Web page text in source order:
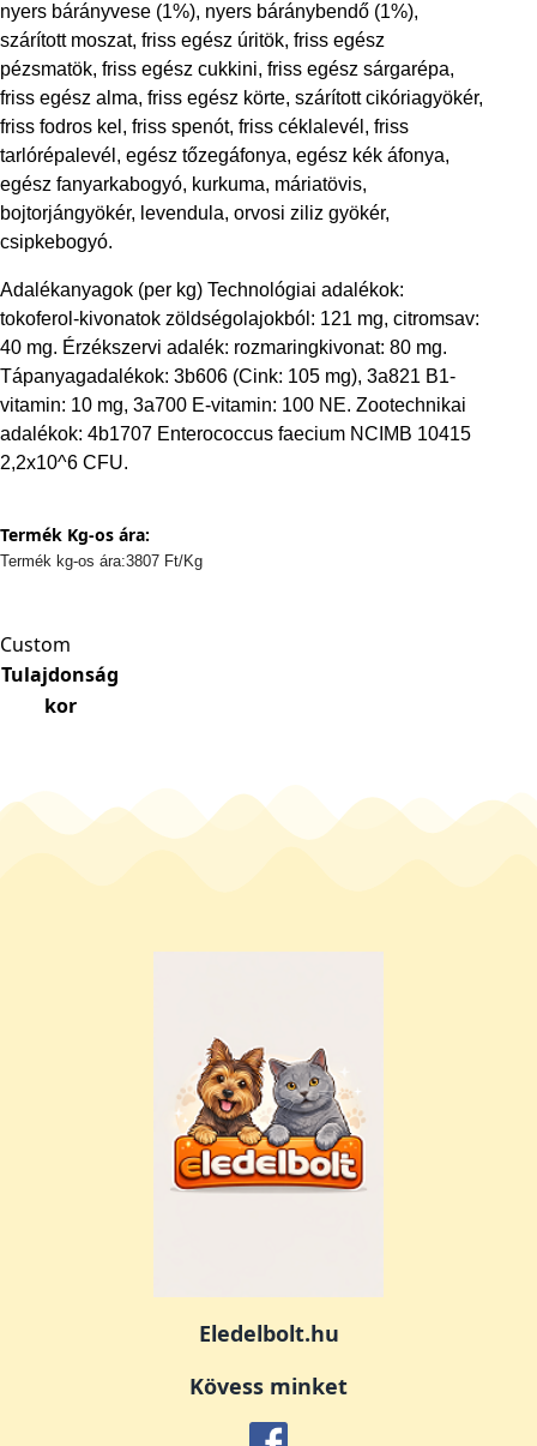
nyers bárányvese (1%), nyers báránybendő (1%),
szárított moszat, friss egész úritök, friss egész
pézsmatök, friss egész cukkini, friss egész sárgarépa,
friss egész alma, friss egész körte, szárított cikóriagyökér,
friss fodros kel, friss spenót, friss céklalevél, friss
tarlórépalevél, egész tőzegáfonya, egész kék áfonya,
egész fanyarkabogyó, kurkuma, máriatövis,
bojtorjángyökér, levendula, orvosi ziliz gyökér,
csipkebogyó.
Adalékanyagok (per kg) Technológiai adalékok:
tokoferol-kivonatok zöldségolajokból: 121 mg, citromsav:
40 mg. Érzékszervi adalék: rozmaringkivonat: 80 mg.
Tápanyagadalékok: 3b606 (Cink: 105 mg), 3a821 B1-
vitamin: 10 mg, 3a700 E-vitamin: 100 NE. Zootechnikai
adalékok: 4b1707 Enterococcus faecium NCIMB 10415
2,2x10^6 CFU.
Termék Kg-os ára:
Termék kg-os ára:3807 Ft/Kg
Custom
Tulajdonság
kor
Eledelbolt.hu
Kövess minket